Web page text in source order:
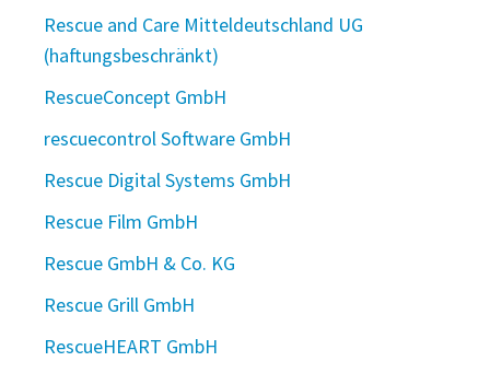
Rescue and Care Mitteldeutschland UG
(haftungsbeschränkt)
RescueConcept GmbH
rescuecontrol Software GmbH
Rescue Digital Systems GmbH
Rescue Film GmbH
Rescue GmbH & Co. KG
Rescue Grill GmbH
RescueHEART GmbH